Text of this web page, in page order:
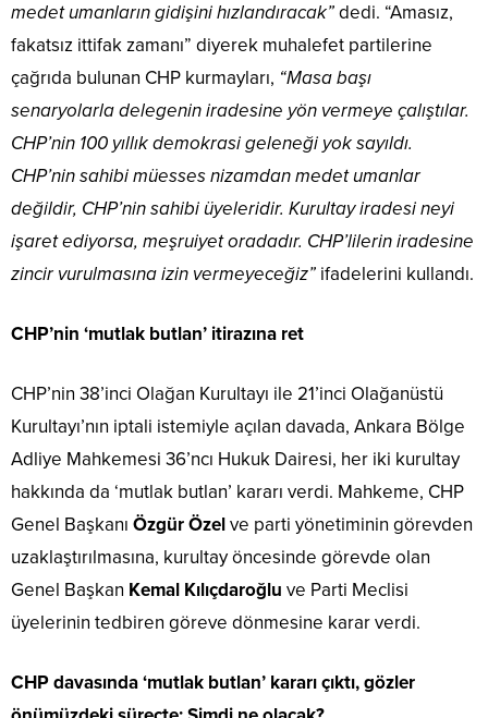
medet umanların gidişini hızlandıracak”dedi. “Amasız,
fakatsız ittifak zamanı” diyerek muhalefet partilerine
çağrıda bulunan CHP kurmayları, “Masa başı
senaryolarla delegenin iradesine yön vermeye çalıştılar.
CHP’nin 100 yıllık demokrasi geleneği yok sayıldı.
CHP’nin sahibi müesses nizamdan medet umanlar
değildir, CHP’nin sahibi üyeleridir. Kurultay iradesi neyi
işaret ediyorsa, meşruiyet oradadır. CHP’lilerin iradesine
zincir vurulmasına izin vermeyeceğiz” ifadelerini kullandı.
CHP’nin ‘mutlak butlan’ itirazına ret
CHP’nin 38’inci Olağan Kurultayı ile 21’inci Olağanüstü
Kurultayı’nın iptali istemiyle açılan davada, Ankara Bölge
Adliye Mahkemesi 36’ncı Hukuk Dairesi, her iki kurultay
hakkında da ‘mutlak butlan’ kararı verdi. Mahkeme, CHP
Genel Başkanı Özgür Özelve parti yönetiminin görevden
uzaklaştırılmasına, kurultay öncesinde görevde olan
Genel Başkan Kemal Kılıçdaroğlu ve Parti Meclisi
üyelerinin tedbiren göreve dönmesine karar verdi.
CHP davasında ‘mutlak butlan’ kararı çıktı, gözler